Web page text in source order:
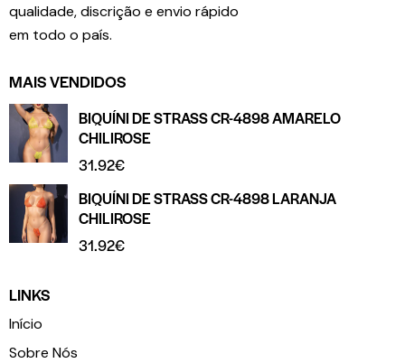
qualidade, discrição e envio rápido
em todo o país.
MAIS VENDIDOS
BIQUÍNI DE STRASS CR-4898 AMARELO
CHILIROSE
31.92€
BIQUÍNI DE STRASS CR-4898 LARANJA
CHILIROSE
31.92€
LINKS
Início
Sobre Nós